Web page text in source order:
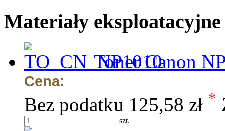
Materiały
Toner Canon
Cena:
Bez podatku 125,58 zł *
szt.